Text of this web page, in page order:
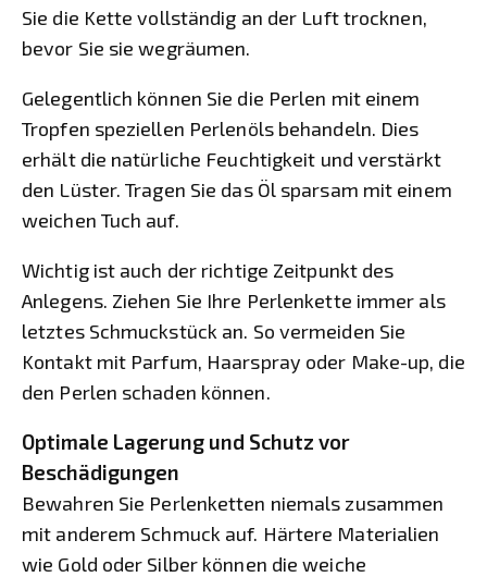
Sie die Kette vollständig an der Luft trocknen,
bevor Sie sie wegräumen.
Gelegentlich können Sie die Perlen mit einem
Tropfen speziellen Perlenöls behandeln. Dies
erhält die natürliche Feuchtigkeit und verstärkt
den Lüster. Tragen Sie das Öl sparsam mit einem
weichen Tuch auf.
Wichtig ist auch der richtige Zeitpunkt des
Anlegens. Ziehen Sie Ihre Perlenkette immer als
letztes Schmuckstück an. So vermeiden Sie
Kontakt mit Parfum, Haarspray oder Make-up, die
den Perlen schaden können.
Optimale Lagerung und Schutz vor
Beschädigungen
Bewahren Sie Perlenketten niemals zusammen
mit anderem Schmuck auf. Härtere Materialien
wie Gold oder Silber können die weiche